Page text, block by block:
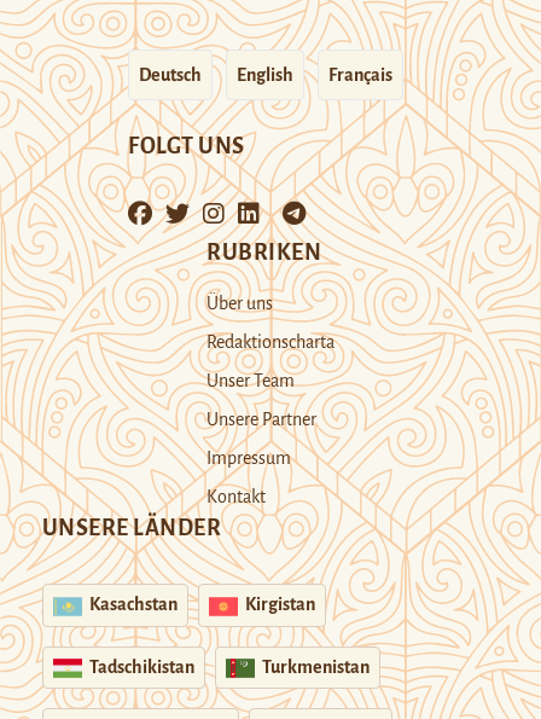
Deutsch English Français
FOLGT UNS
RUBRIKEN
Über uns
Redaktionscharta
Unser Team
Unsere Partner
Impressum
Kontakt
UNSERE LÄNDER
Kasachstan Kirgistan
Tadschikistan Turkmenistan